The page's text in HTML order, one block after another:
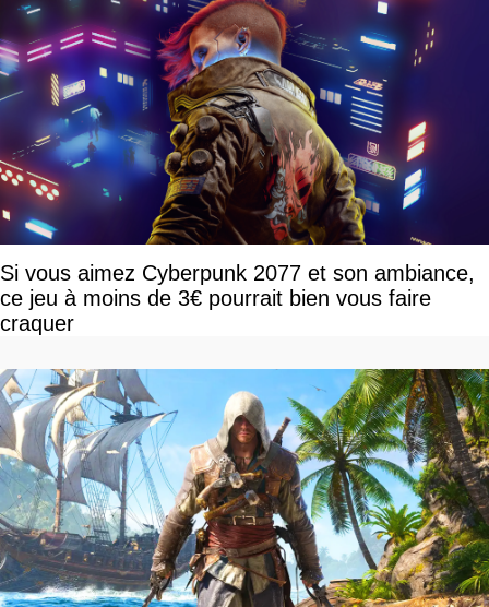
Si vous aimez Cyberpunk 2077 et son ambiance,
ce jeu à moins de 3€ pourrait bien vous faire
craquer